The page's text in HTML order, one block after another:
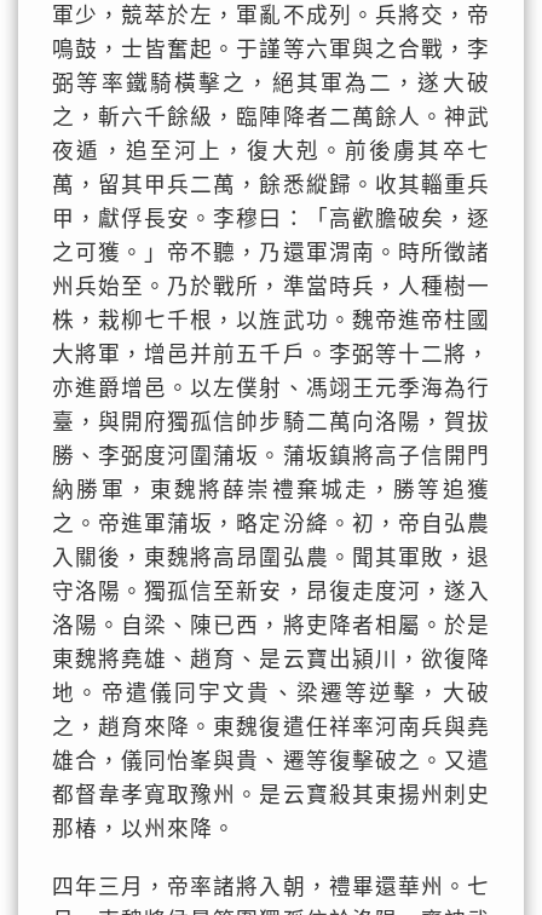
軍少，競萃於左，軍亂不成列。兵將交，帝
鳴鼓，士皆奮起。于謹等六軍與之合戰，李
弼等率鐵騎橫擊之，絕其軍為二，遂大破
之，斬六千餘級，臨陣降者二萬餘人。神武
夜遁，追至河上，復大剋。前後虜其卒七
萬，留其甲兵二萬，餘悉縱歸。收其輜重兵
甲，獻俘長安。李穆曰：「高歡膽破矣，逐
之可獲。」帝不聽，乃還軍渭南。時所徵諸
州兵始至。乃於戰所，準當時兵，人種樹一
株，栽柳七千根，以旌武功。魏帝進帝柱國
大將軍，增邑并前五千戶。李弼等十二將，
亦進爵增邑。以左僕射、馮翊王元季海為行
臺，與開府獨孤信帥步騎二萬向洛陽，賀拔
勝、李弼度河圍蒲坂。蒲坂鎮將高子信開門
納勝軍，東魏將薛崇禮棄城走，勝等追獲
之。帝進軍蒲坂，略定汾絳。初，帝自弘農
入關後，東魏將高昂圍弘農。聞其軍敗，退
守洛陽。獨孤信至新安，昂復走度河，遂入
洛陽。自梁、陳已西，將吏降者相屬。於是
東魏將堯雄、趙育、是云寶出潁川，欲復降
地。帝遣儀同宇文貴、梁遷等逆擊，大破
之，趙育來降。東魏復遣任祥率河南兵與堯
雄合，儀同怡峯與貴、遷等復擊破之。又遣
都督韋孝寬取豫州。是云寶殺其東揚州刺史
那椿，以州來降。
四年三月，帝率諸將入朝，禮畢還華州。七